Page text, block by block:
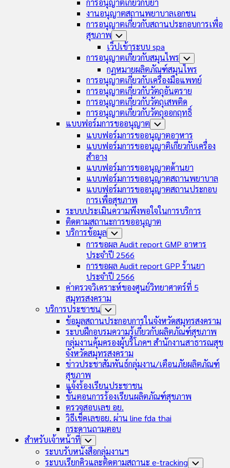
การอนุญาตเกี่ยวกับยา
งานอนุญาตสถานพยาบาลเอกชน
การอนุญาตเกี่ยวกับสถานประกอบการเพื่อ
สุขภาพ Toggle
Child
Menu
เว็ปเข้าระบบ spa
การอนุญาตเกี่ยวกับสมุนไพร Toggle
Child
Menu
กฏหมายผลิตภัณฑ์สมุนไพร
การอนุญาตเกี่ยวกับเครื่องมือแพทย์
การอนุญาตเกี่ยวกับวัตถุอันตราย
การอนุญาตเกี่ยวกับวัตถุเสพติด
การอนุญาตเกี่ยวกับวัตถุออกฤทธิ์
แบบฟอร์มการขออนุญาต Toggle
Child
Menu
แบบฟอร์มการขออนุญาตอาหาร
แบบฟอร์มการขออนุญาติเกี่ยวกับเครื่อง
สำอาง
แบบฟอร์มการขออนุญาตด้านยา
แบบฟอร์มการขออนุญาตสถานพยาบาล
แบบฟอร์มการขออนุญาตสถานประกอบ
การเพื่อสุขภาพ
ระบบประเมินความพึงพอใจในการบริการ
ติดตามสถานะการขออนุญาต
บริการข้อมูล Toggle
Child
Menu
การขอผล Audit report GMP อาหาร
ประจำปี 2566
การขอผล Audit report GPP ร้านยา
ประจำปี 2566
ค่าตรวจวิเคราะห์ของศูนย์วิทยาศาตร์ที่ 5
สมุทรสงคราม
บริการประชาชน Toggle
Child
Menu
ข้อมูลสถานประกอบการในจังหวัดสมุทรสงคราม
ระบบฝึกอบรมความรู้เกี่ยวกับผลิตภัณฑ์สุขภาพ
กลุ่มงานคุ้มครองผู้บริโภคฯ สำนักงานสาธารณสุข
จังหวัดสมุทรสงคราม
ข่าวประชาสัมพันธ์กลุ่มงาน/เตือนภัยผลิตภัณฑ์
สุขภาพ
แจ้งร้องเรียนประชาชน
ขั้นตอนการร้องเรียนผลิตภัณฑ์สุขภาพ
ตรวจสอบเลข อย.
วิธีเช็คเลขอย. ผ่าน line fda thai
กระดานถามตอบ
สำหรับเจ้าหน้าที่ Toggle
Child
Menu
ระบบรับหนังสือกลุ่มงานฯ
ระบบเรียกคิวและติดตามสถานะ e-tracking Toggle